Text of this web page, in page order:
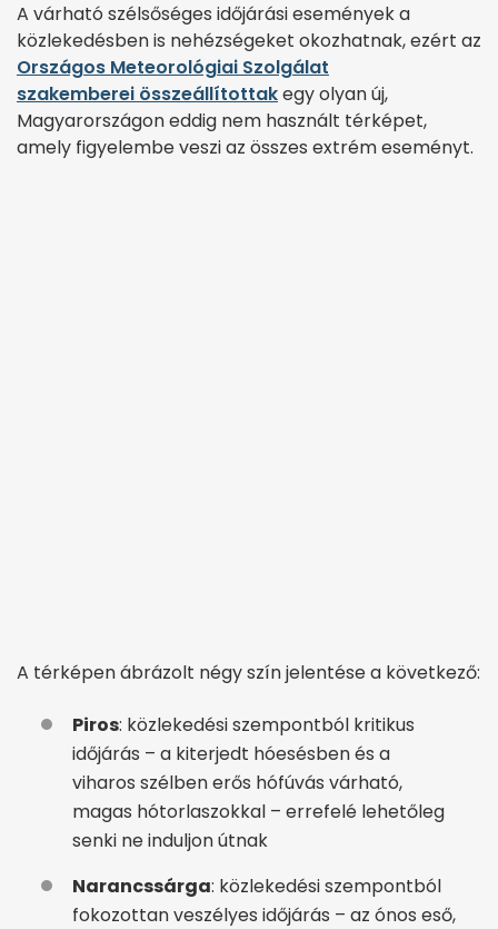
A várható szélsőséges időjárási események a
közlekedésben is nehézségeket okozhatnak, ezért az
Országos Meteorológiai Szolgálat
szakemberei összeállítottakegy olyan új,
Magyarországon eddig nem használt térképet,
amely figyelembe veszi az összes extrém eseményt.
A térképen ábrázolt négy szín jelentése a következő:
Piros: közlekedési szempontból kritikus
időjárás – a kiterjedt hóesésben és a
viharos szélben erős hófúvás várható,
magas hótorlaszokkal – errefelé lehetőleg
senki ne induljon útnak
Narancssárga: közlekedési szempontból
fokozottan veszélyes időjárás – az ónos eső,